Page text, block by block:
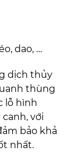
dao, …
dịch thủy
thùng
lỗ hình
với
bảo khả
nhất.